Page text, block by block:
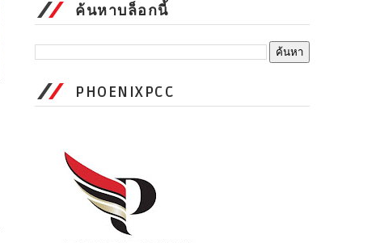
ค้นหาบล็อกนี้
PHOENIXPCC